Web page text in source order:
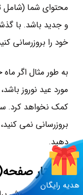
هدیه رایگان
محتوای شما (شامل
و جدید باشد. با
خود را بروزرسانی
به طور مثال اگر
مورد عید نوروز
کمک نخواهد کرد.
بروزرسانی نمی
دهید.
ساختار